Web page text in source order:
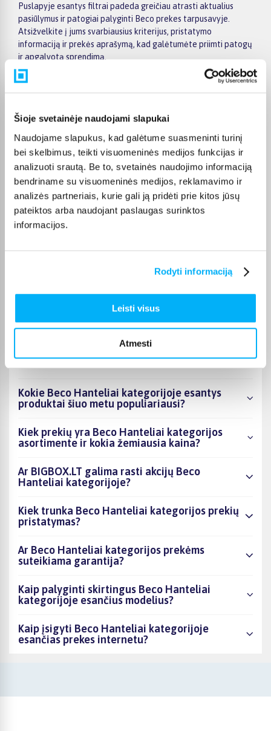
Šioje svetainėje naudojami slapukai
Naudojame slapukus, kad galėtume suasmeninti turinį
bei skelbimus, teikti visuomeninės medijos funkcijas ir
analizuoti srautą. Be to, svetainės naudojimo informaciją
bendriname su visuomeninės medijos, reklamavimo ir
analizės partneriais, kurie gali ją pridėti prie kitos jūsų
pateiktos arba naudojant paslaugas surinktos
informacijos.
Rodyti informaciją
Leisti visus
Atmesti
Puslapyje esantys filtrai padeda greičiau atrasti aktualius
pasiūlymus ir patogiai palyginti Beco prekes tarpusavyje.
Atsižvelkite į jums svarbiausius kriterijus, pristatymo
informaciją ir prekės aprašymą, kad galėtumėte priimti patogų
ir apgalvotą sprendimą.
Palyginkite Beco prekes BIGBOX.LT ir išsirinkite tinkamiausią
variantą internetu.
Pirkėjų atsiliepimai apie prekes
Дми К.
Patvirtintas pirkėjas
Viskas ok
Tiekia kokybiškas prekes normaliomis kainomis. Ačiū!
DUK
Kokie Beco Hanteliai kategorijoje esantys
produktai šiuo metu populiariausi?
Kiek prekių yra Beco Hanteliai kategorijos
asortimente ir kokia žemiausia kaina?
Ar BIGBOX.LT galima rasti akcijų Beco
Hanteliai kategorijoje?
Kiek trunka Beco Hanteliai kategorijos prekių
pristatymas?
Ar Beco Hanteliai kategorijos prekėms
suteikiama garantija?
Kaip palyginti skirtingus Beco Hanteliai
kategorijoje esančius modelius?
Kaip įsigyti Beco Hanteliai kategorijoje
esančias prekes internetu?